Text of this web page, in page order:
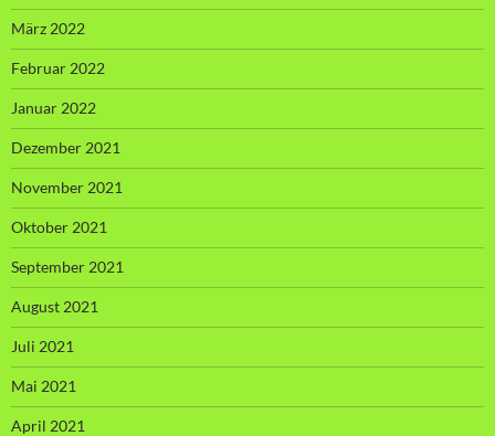
März 2022
Februar 2022
Januar 2022
Dezember 2021
November 2021
Oktober 2021
September 2021
August 2021
Juli 2021
Mai 2021
April 2021